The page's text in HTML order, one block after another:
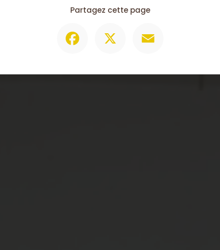
Partagez cette page